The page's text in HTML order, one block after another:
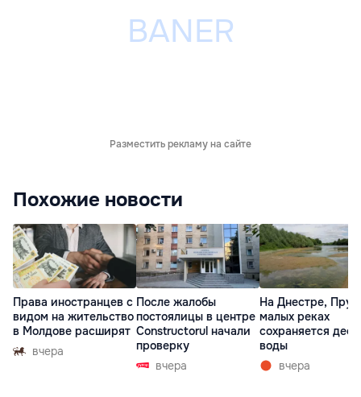
Разместить рекламу на сайте
Похожие новости
Права иностранцев с
видом на жительство
в Молдове расширят
вчера
После жалобы
постоялицы в центре
Constructorul начали
проверку
вчера
На Днестре,
малых реках
сохраняется
воды
вчера